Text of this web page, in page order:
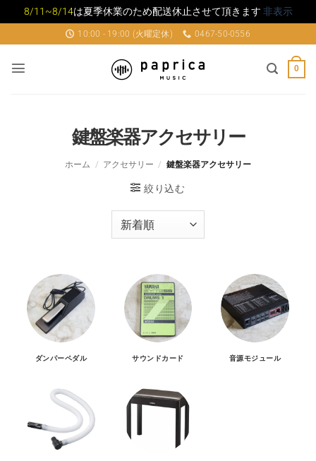
8/11~8/14は夏季休業のため配送休止させて頂きます 非表示
to
content
10:00 - 19:00 (火曜定休) 0467-50-0556
0
鍵盤楽器アクセサリー
ホーム / アクセサリー / 鍵盤楽器アクセサリー
絞り込む
ダンパーペダル サウンドカード 音源モジュール